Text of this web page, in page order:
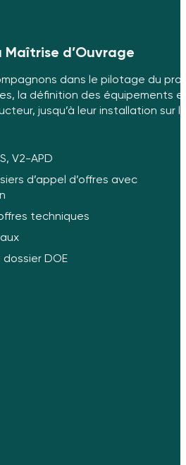
Maîtrise d’Ouvrage
dans le pilotage du
la définition des équipements
jusqu’à leur installation sur
V2-APD
d’appel d’offres avec
techniques
DOE